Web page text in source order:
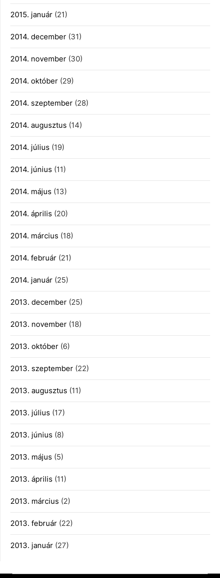
2015. január (21)
2014. december (31)
2014. november (30)
2014. október (29)
2014. szeptember (28)
2014. augusztus (14)
2014. július (19)
2014. június (11)
2014. május (13)
2014. április (20)
2014. március (18)
2014. február (21)
2014. január (25)
2013. december (25)
2013. november (18)
2013. október (6)
2013. szeptember (22)
2013. augusztus (11)
2013. július (17)
2013. június (8)
2013. május (5)
2013. április (11)
2013. március (2)
2013. február (22)
2013. január (27)